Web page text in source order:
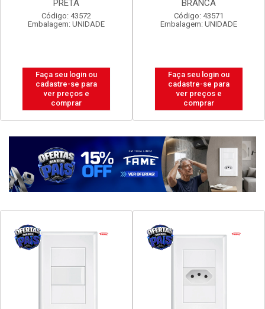
2P+T 3X0,75MM 3 METROS
BRANCA
Código: 43571
Embalagem: UNIDADE
Faça seu login ou
cadastre-se para
ver preços e
comprar
ENGECABOS 4 TOMADAS
0,80 METRO BRANCA
Código: 43560
Embalagem: UNIDADE
Faça seu login ou
cadastre-se para
ver preços e
comprar